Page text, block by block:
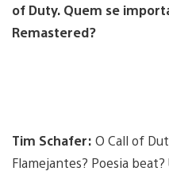
of Duty. Quem se
Remastered?
Tim Schafer: O Call of
Flamejantes? Poesia